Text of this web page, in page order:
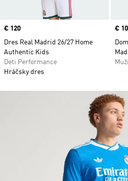
Price
€ 120
Dres Real Madrid 26/27 Home
Authentic Kids
Deti Performance
Hráčsky dres
€